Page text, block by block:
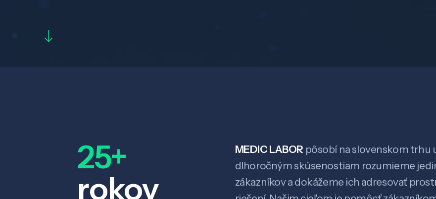
25+
rokov
MEDIC LABOR pôsobí na slovenskom trhu
dlhoročným skúsenostiam rozumieme
zákazníkov a dokážeme ich adresovať